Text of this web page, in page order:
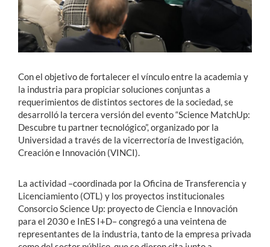
English
Con el objetivo de fortalecer el vínculo entre la academia y
la industria para propiciar soluciones conjuntas a
requerimientos de distintos sectores de la sociedad, se
desarrolló la tercera versión del evento “Science MatchUp:
Descubre tu partner tecnológico”, organizado por la
Universidad a través de la vicerrectoría de Investigación,
Creación e Innovación (VINCI).
La actividad –coordinada por la Oficina de Transferencia y
Licenciamiento (OTL) y los proyectos institucionales
Consorcio Science Up: proyecto de Ciencia e Innovación
para el 2030 e InES I+D– congregó a una veintena de
representantes de la industria, tanto de la empresa privada